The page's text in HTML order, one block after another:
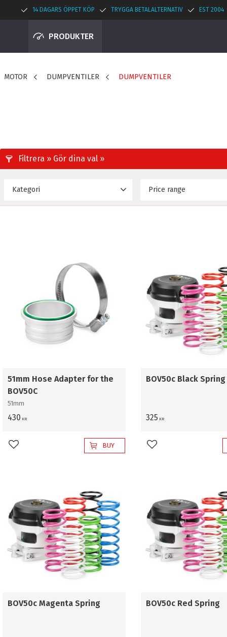
14 DAGARS ÖPPET KÖP TRYGGA BETALALTERNATIV EST 2004
PRODUKTER
MOTOR DUMPVENTILER DUMPVENTILER
Price range
Kategori
51mm Hose Adapter for the
BOV50C
51mm
430 KR
Add to favorites BUY
BOV50c Black Spring
325 KR
Add to favorites
BOV50c Magenta Spring BOV50c Red Spring